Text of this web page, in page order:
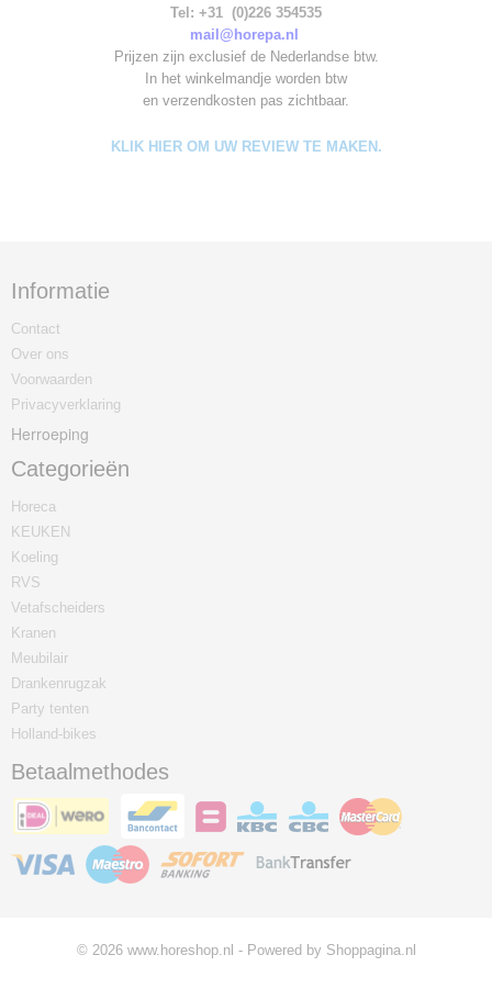
Tel: +31 (0)226 354535
mail@horepa.nl
Prijzen zijn exclusief de Nederlandse btw.
In het winkelmandje worden btw
en verzendkosten pas zichtbaar.
KLIK HIER OM UW REVIEW TE MAKEN.
Informatie
Contact
Over ons
Voorwaarden
Privacyverklaring
Herroeping
Categorieën
Horeca
KEUKEN
Koeling
RVS
Vetafscheiders
Kranen
Meubilair
Drankenrugzak
Party tenten
Holland-bikes
Betaalmethodes
© 2026 www.horeshop.nl - Powered by Shoppagina.nl